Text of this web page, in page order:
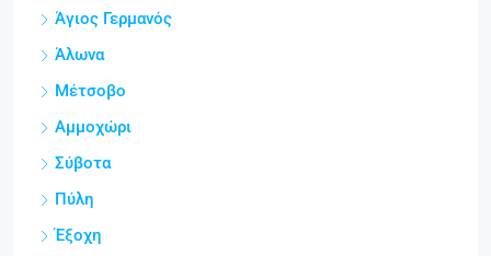
Άγιος Γερμανός
Άλωνα
Μέτσοβο
Αμμοχώρι
Σύβοτα
Πύλη
Έξοχη